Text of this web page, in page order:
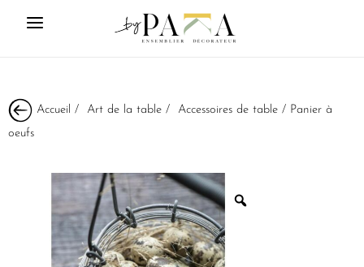
Accueil / Art de la table / Accessoires de table / Panier à
oeufs